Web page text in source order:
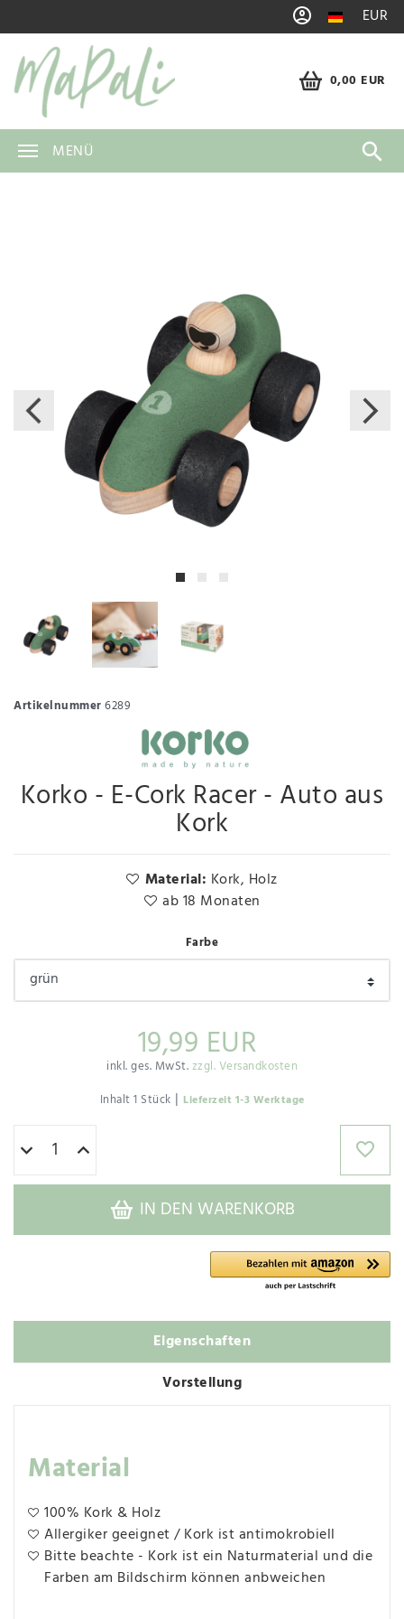
EUR
0,00 EUR
MENÜ
Artikelnummer6289
Korko - E-Cork Racer - Auto aus
Kork
Material: Kork, Holz
ab 18 Monaten
Farbe
19,99 EUR
inkl. ges. MwSt.zzgl. Versandkosten
Inhalt1 Stück | Lieferzeit 1-3 Werktage
IN DEN WARENKORB
Eigenschaften
Vorstellung
Material
100% Kork & Holz
Allergiker geeignet / Kork ist antimokrobiell
Bitte beachte - Kork ist ein Naturmaterial und die
Farben am Bildschirm können anbweichen